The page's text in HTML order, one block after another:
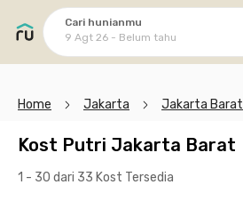
Cari hunianmu
9 Agt 26 - Belum tahu
Home Jakarta Jakarta Barat
Kost Putri Jakarta Barat
1 - 30 dari 33 Kost Tersedia